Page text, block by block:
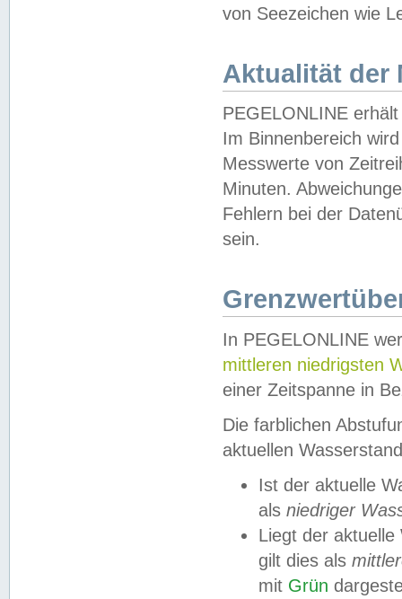
von Seezeichen wie
Aktualität der
PEGELONLINE
Im Binnenbereich
Messwerte von
Minuten.
Fehlern bei der
sein.
In PEGELONLINE
mittleren niedrigsten
einer Zeitspanne in
Die farblichen
aktuellen
Ist der aktuelle
als niedriger
Liegt der
gilt dies als
mit Grün